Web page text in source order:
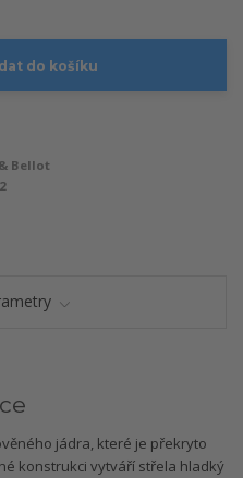
do košíku
Bellot
jádra, které je překryto
konstrukci vytváří střela hladký